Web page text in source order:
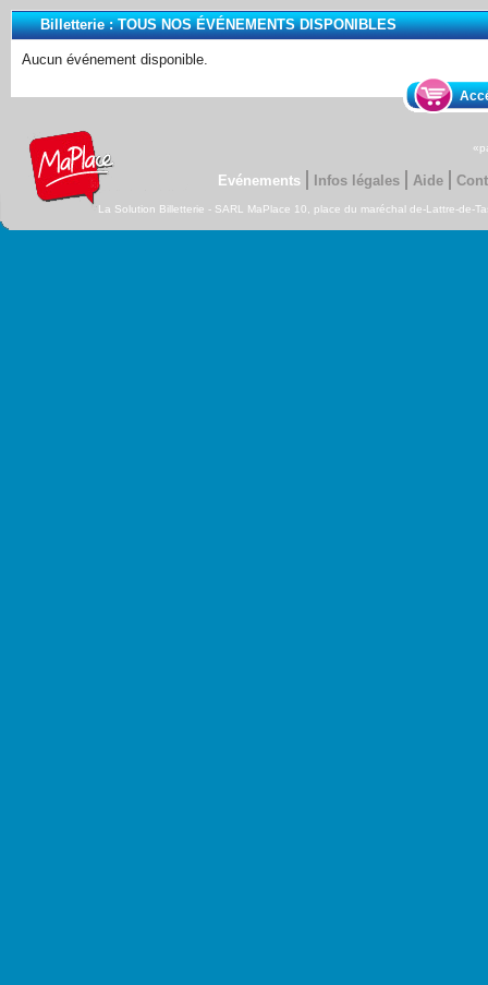
Billetterie :TOUS NOS ÉVÉNEMENTS DISPONIBLES
Aucun événement disponible.
Evénements Infos légales Aide
La Solution Billetterie - SARL MaPlace 10, place du maréchal de-Lattre-de-